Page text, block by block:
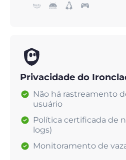
Privacidade do
Não há rastreamento
usuário
Política certificada de
logs)
Monitoramento de